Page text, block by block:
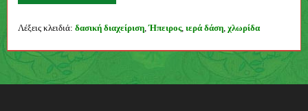
Συγγραφέας
Λέξεις κλειδιά: δασική διαχείριση,Ήπειρος, ιερά δάση, χλωρίδα
Π
λ